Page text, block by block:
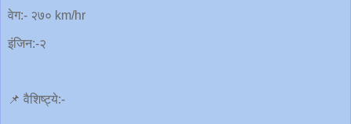
वेग:- २७० km/hr
इंजिन:-२
📌 वैशिष्ट्ये:-